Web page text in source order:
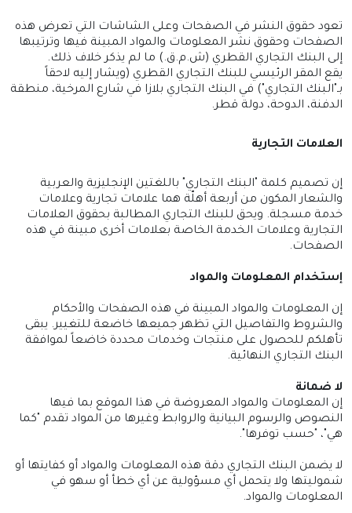
تعود حقوق النشر في الصفحات وعلى الشاشات التي تعرض هذه
الصفحات وحقوق نشر المعلومات والمواد المبينة فيها وترتيبها
إلى البنك التجاري القطري (ش.م.ق.) ما لم يذكر خلاف ذلك.
يقع المقر الرئيسي للبنك التجاري القطري (ويشار إليه لاحقاً
بـ"البنك التجاري") في البنك التجاري بلازا في شارع المرخية، منطقة
الدفنة، الدوحة، دولة قطر.
العلامات التجارية
إن تصميم كلمة "البنك التجاري" باللغتين الإنجليزية والعربية
والشعار المكون من أربعة أهلّة هما علامات تجارية وعلامات
خدمة مسجلة. ويحق للبنك التجاري المطالبة بحقوق العلامات
التجارية وعلامات الخدمة الخاصة بعلامات أخرى مبينة في هذه
الصفحات.
إستخدام المعلومات والمواد
إن المعلومات والمواد المبينة في هذه الصفحات والأحكام
والشروط والتفاصيل التي تظهر جميعها خاضعة للتغيير. يبقى
تأهلكم للحصول على منتجات وخدمات محددة خاضعاً لموافقة
البنك التجاري النهائية.
لا ضمانة
إن المعلومات والمواد المعروضة في هذا الموقع بما فيها
النصوص والرسوم البيانية والروابط وغيرها من المواد تقدم "كما
هي"، "حسب توفرها".
لا يضمن البنك التجاري دقة هذه المعلومات والمواد أو كفايتها أو
شموليتها ولا يتحمل أي مسؤولية عن أي خطأ أو سهو في
المعلومات والمواد.